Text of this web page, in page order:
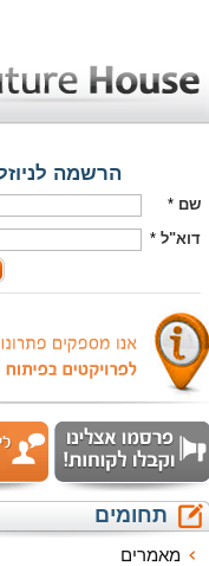
הרשמה
שם *
דוא"ל *
תחומים
מאמרים